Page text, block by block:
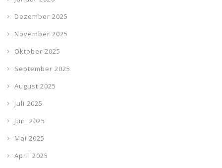
Dezember 2025
November 2025
Oktober 2025
September 2025
August 2025
Juli 2025
Juni 2025
Mai 2025
April 2025